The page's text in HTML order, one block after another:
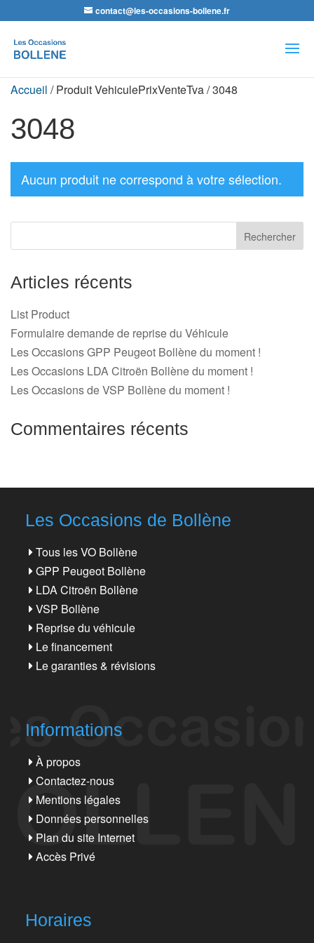
contact@les-occasions-bollene.fr
de
produits
Accueil / Produit VehiculePrixVenteTva / 3048
3048
Aucun produit ne correspond à votre sélection.
Articles récents
List Product
Formulaire demande de reprise du Véhicule
Les Occasions GPP Peugeot Bollène du moment !
Les Occasions LDA Citroën Bollène du moment !
Les Occasions de VSP Bollène du moment !
Commentaires récents
Les Occasions de Bollène
Tous les VO Bollène
GPP Peugeot Bollène
LDA Citroën Bollène
VSP Bollène
Reprise du véhicule
Le financement
Le garanties & révisions
Informations
À propos
Contactez-nous
Mentions légales
Données personnelles
Plan du site Internet
Accès Privé
Horaires